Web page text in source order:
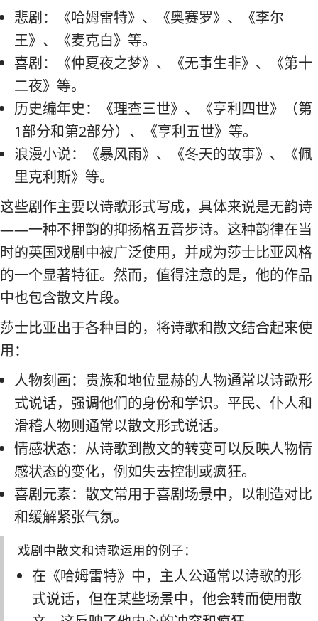
悲剧：《哈姆雷特》、《奥赛罗》、《李尔
王》、《麦克白》等。
喜剧：《仲夏夜之梦》、《无事生非》、《第十
二夜》等。
历史编年史：《理查三世》、《亨利四世》（第
1部分和第2部分）、《亨利五世》等。
浪漫小说：《暴风雨》、《冬天的故事》、《佩
里克利斯》等。
这些剧作主要以诗歌形式写成，具体来说是无韵诗
——一种不押韵的抑扬格五音步诗。这种韵律在当
时的英国戏剧中被广泛使用，并成为莎士比亚风格
的一个显著特征。然而，值得注意的是，他的作品
中也包含散文片段。
莎士比亚出于各种目的，将诗歌和散文结合起来使
用：
人物刻画：贵族和地位显赫的人物通常以诗歌形
式说话，强调他们的身份和学识。平民、仆人和
滑稽人物则通常以散文形式说话。
情感状态：从诗歌到散文的转变可以反映人物情
感状态的变化，例如失去控制或疯狂。
喜剧元素：散文常用于喜剧场景中，以制造对比
和缓解紧张气氛。
戏剧中散文和诗歌运用的例子：
在《哈姆雷特》中，主人公通常以诗歌的形
式说话，但在某些场景中，他会转而使用散